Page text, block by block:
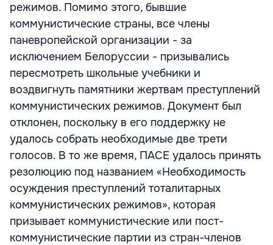
режимов. Помимо этого, бывшие
коммунистические страны, все члены
паневропейской организации - за
исключением Белоруссии - призывались
пересмотреть школьные учебники и
воздвигнуть памятники жертвам преступлений
коммунистических режимов. Документ был
отклонен, поскольку в его поддержку не
удалось собрать необходимые две трети
голосов. В то же время, ПАСЕ удалось принять
резолюцию под названием «Необходимость
осуждения преступлений тоталитарных
коммунистических режимов», которая
призывает коммунистические или пост-
коммунистические партии из стран-членов